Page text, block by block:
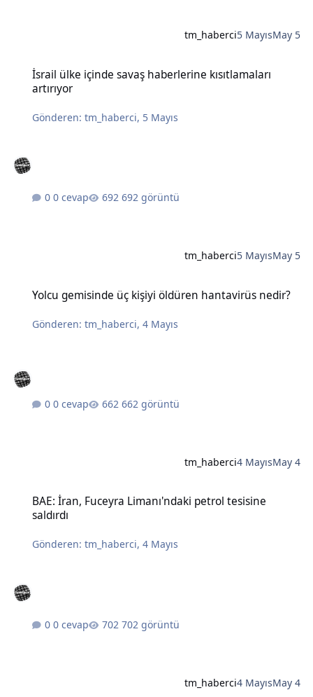
tm_haberci5 MayısMay 5
İsrail ülke içinde savaş haberlerine kısıtlamaları
artırıyor
Gönderen:tm_haberci, 5 Mayıs
0 cevap 692 görüntü
tm_haberci5 MayısMay 5
Yolcu gemisinde üç kişiyi öldüren hantavirüs nedir?
Gönderen:tm_haberci,4 Mayıs
0 cevap 662 görüntü
tm_haberci4 MayısMay 4
BAE: İran, Fuceyra Limanı'ndaki petrol tesisine
saldırdı
Gönderen:tm_haberci,4 Mayıs
0 cevap 702 görüntü
tm_haberci4 MayısMay 4